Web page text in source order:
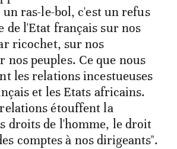
ras-le-bol, c'est un refus
de l'Etat français sur nos
ricochet, sur nos
nos peuples. Ce que nous
les relations incestueuses
et les Etats africains.
étouffent la
droits de l'homme, le droit
comptes à nos dirigeants".